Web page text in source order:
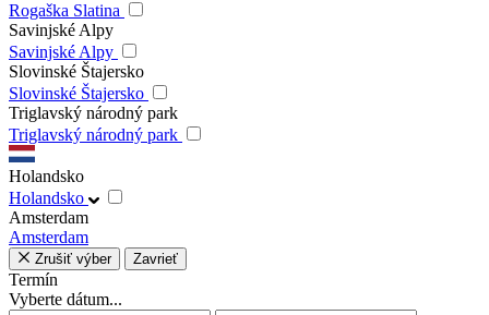
Rogaška Slatina
Savinjské Alpy
Savinjské Alpy
Slovinské Štajersko
Slovinské Štajersko
Triglavský národný park
Triglavský národný park
Holandsko
Holandsko
Amsterdam
Amsterdam
Zrušiť výber Zavrieť
Termín
Vyberte dátum...